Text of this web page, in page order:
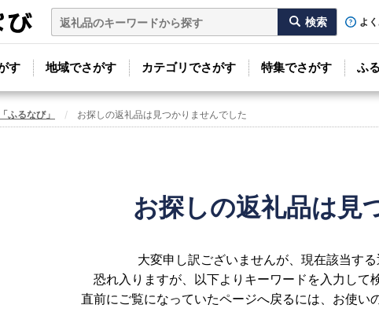
よ
す 地域でさがす カテゴリでさがす 特集でさがす ふ
ふるなび」 お探しの返礼品は見つかりませんでした
お探しの返礼品は見
大変申し訳ございませんが、現在該当す
恐れ入りますが、以下よりキーワードを入力して
直前にご覧になっていたページへ戻るには、お使い